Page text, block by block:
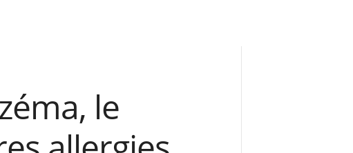
le